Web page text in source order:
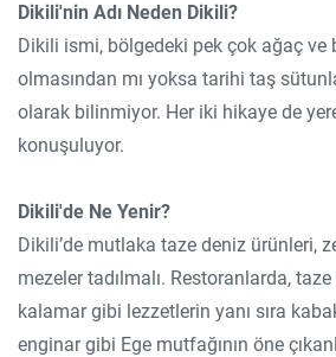
Dikili'nin Adı Neden Dikili?
Dikili ismi, bölgedeki pek çok ağaç ve
olmasından mı yoksa tarihi taş
olarak bilinmiyor. Her iki hikaye de
konuşuluyor.
Dikili'de Ne Yenir?
Dikili’de mutlaka taze deniz ürünleri,
mezeler tadılmalı. Restoranlarda, taze
kalamar gibi lezzetlerin yanı sıra
enginar gibi Ege mutfağının öne